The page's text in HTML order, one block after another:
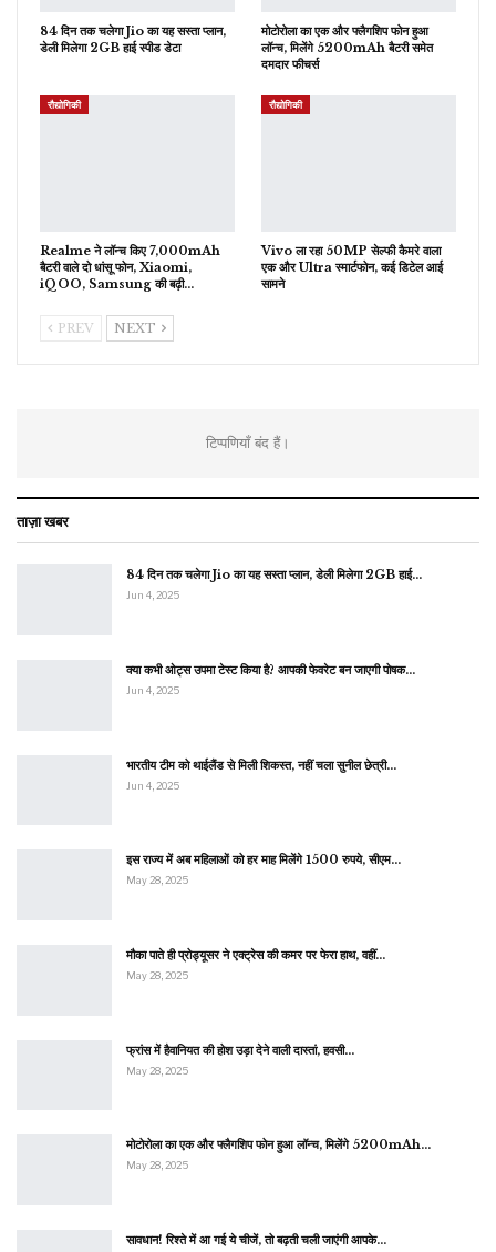
84 दिन तक चलेगा Jio का यह सस्ता प्लान,
डेली मिलेगा 2GB हाई स्पीड डेटा
मोटोरोला का एक और फ्लैगशिप फोन हुआ
लॉन्च, मिलेंगे 5200mAh बैटरी समेत
दमदार फीचर्स
रौद्योगिकी
Realme ने लॉन्च किए 7,000mAh
बैटरी वाले दो धांसू फोन, Xiaomi,
iQOO, Samsung की बढ़ी…
रौद्योगिकी
Vivo ला रहा 50MP सेल्फी कैमरे वाला
एक और Ultra स्मार्टफोन, कई डिटेल आई
सामने
PREV NEXT
टिप्पणियाँ बंद हैं।
ताज़ा खबर
84 दिन तक चलेगा Jio का यह सस्ता प्लान, डेली मिलेगा 2GB हाई…
Jun 4, 2025
क्या कभी ओट्स उपमा टेस्ट किया है? आपकी फेवरेट बन जाएगी पोषक…
Jun 4, 2025
भारतीय टीम को थाईलैंड से मिली शिकस्त, नहीं चला सुनील छेत्री…
Jun 4, 2025
इस राज्य में अब महिलाओं को हर माह मिलेंगे 1500 रुपये, सीएम…
May 28, 2025
मौका पाते ही प्रोड्यूसर ने एक्ट्रेस की कमर पर फेरा हाथ, वहीं…
May 28, 2025
फ्रांस में हैवानियत की होश उड़ा देने वाली दास्तां, हवसी…
May 28, 2025
मोटोरोला का एक और फ्लैगशिप फोन हुआ लॉन्च, मिलेंगे 5200mAh…
May 28, 2025
सावधान! रिश्ते में आ गई ये चीजें, तो बढ़ती चली जाएंगी आपके…